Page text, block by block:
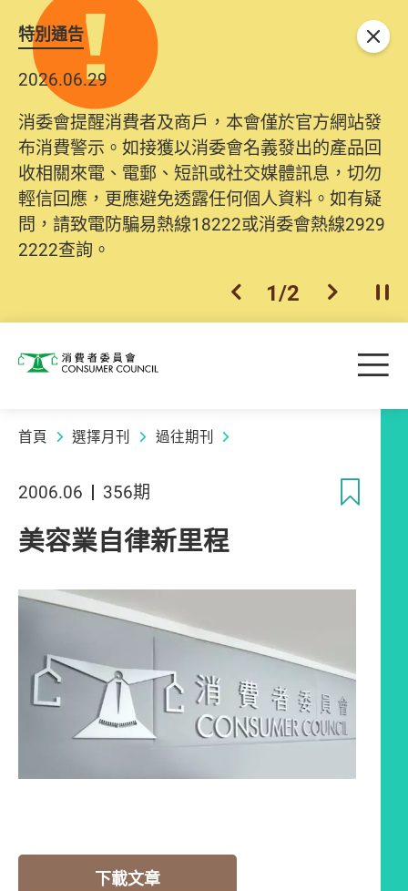
特別通告
2026.06.29
消委會提醒消費者及商戶，本會僅於官方網站發
布消費警示。如接獲以消委會名義發出的產品回
收相關來電、電郵、短訊或社交媒體訊息，切勿
輕信回應，更應避免透露任何個人資料。如有疑
問，請致電防騙易熱線18222或消委會熱線2929
2222查詢。
上一個
1/2 下一個開
關閉
消費者委員會 目
首頁 選擇月刊 過往期刊
2006.06 356期
美容業自律新里程
下載文章